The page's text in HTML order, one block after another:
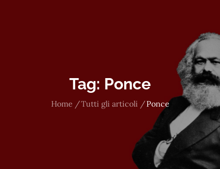
Tag: Ponce
Home Tutti gli articoli Ponce